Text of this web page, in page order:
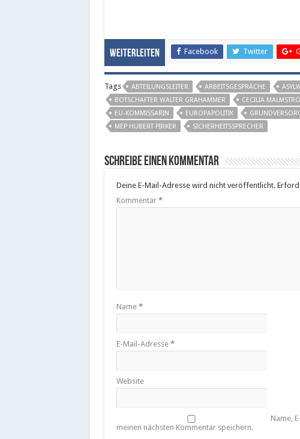
Weiterleiten Facebook Twitter
Tags ABTEILUNGSLEITER ARBEITSGESPRÄCHE
BOTSCHAFTER WALTER GRAHAMMER
CECILIA
EU-KOMMISSARIN
EUROPAPOLITIK
MEP HUBERT PIRKER
SICHERHEITSSPRECHER
Schreibe einen Kommentar
Deine E-Mail-Adresse wird nicht veröffentlicht.
Kommentar *
Name *
E-Mail-Adresse *
Website
Name,
meinen nächsten Kommentar speichern.